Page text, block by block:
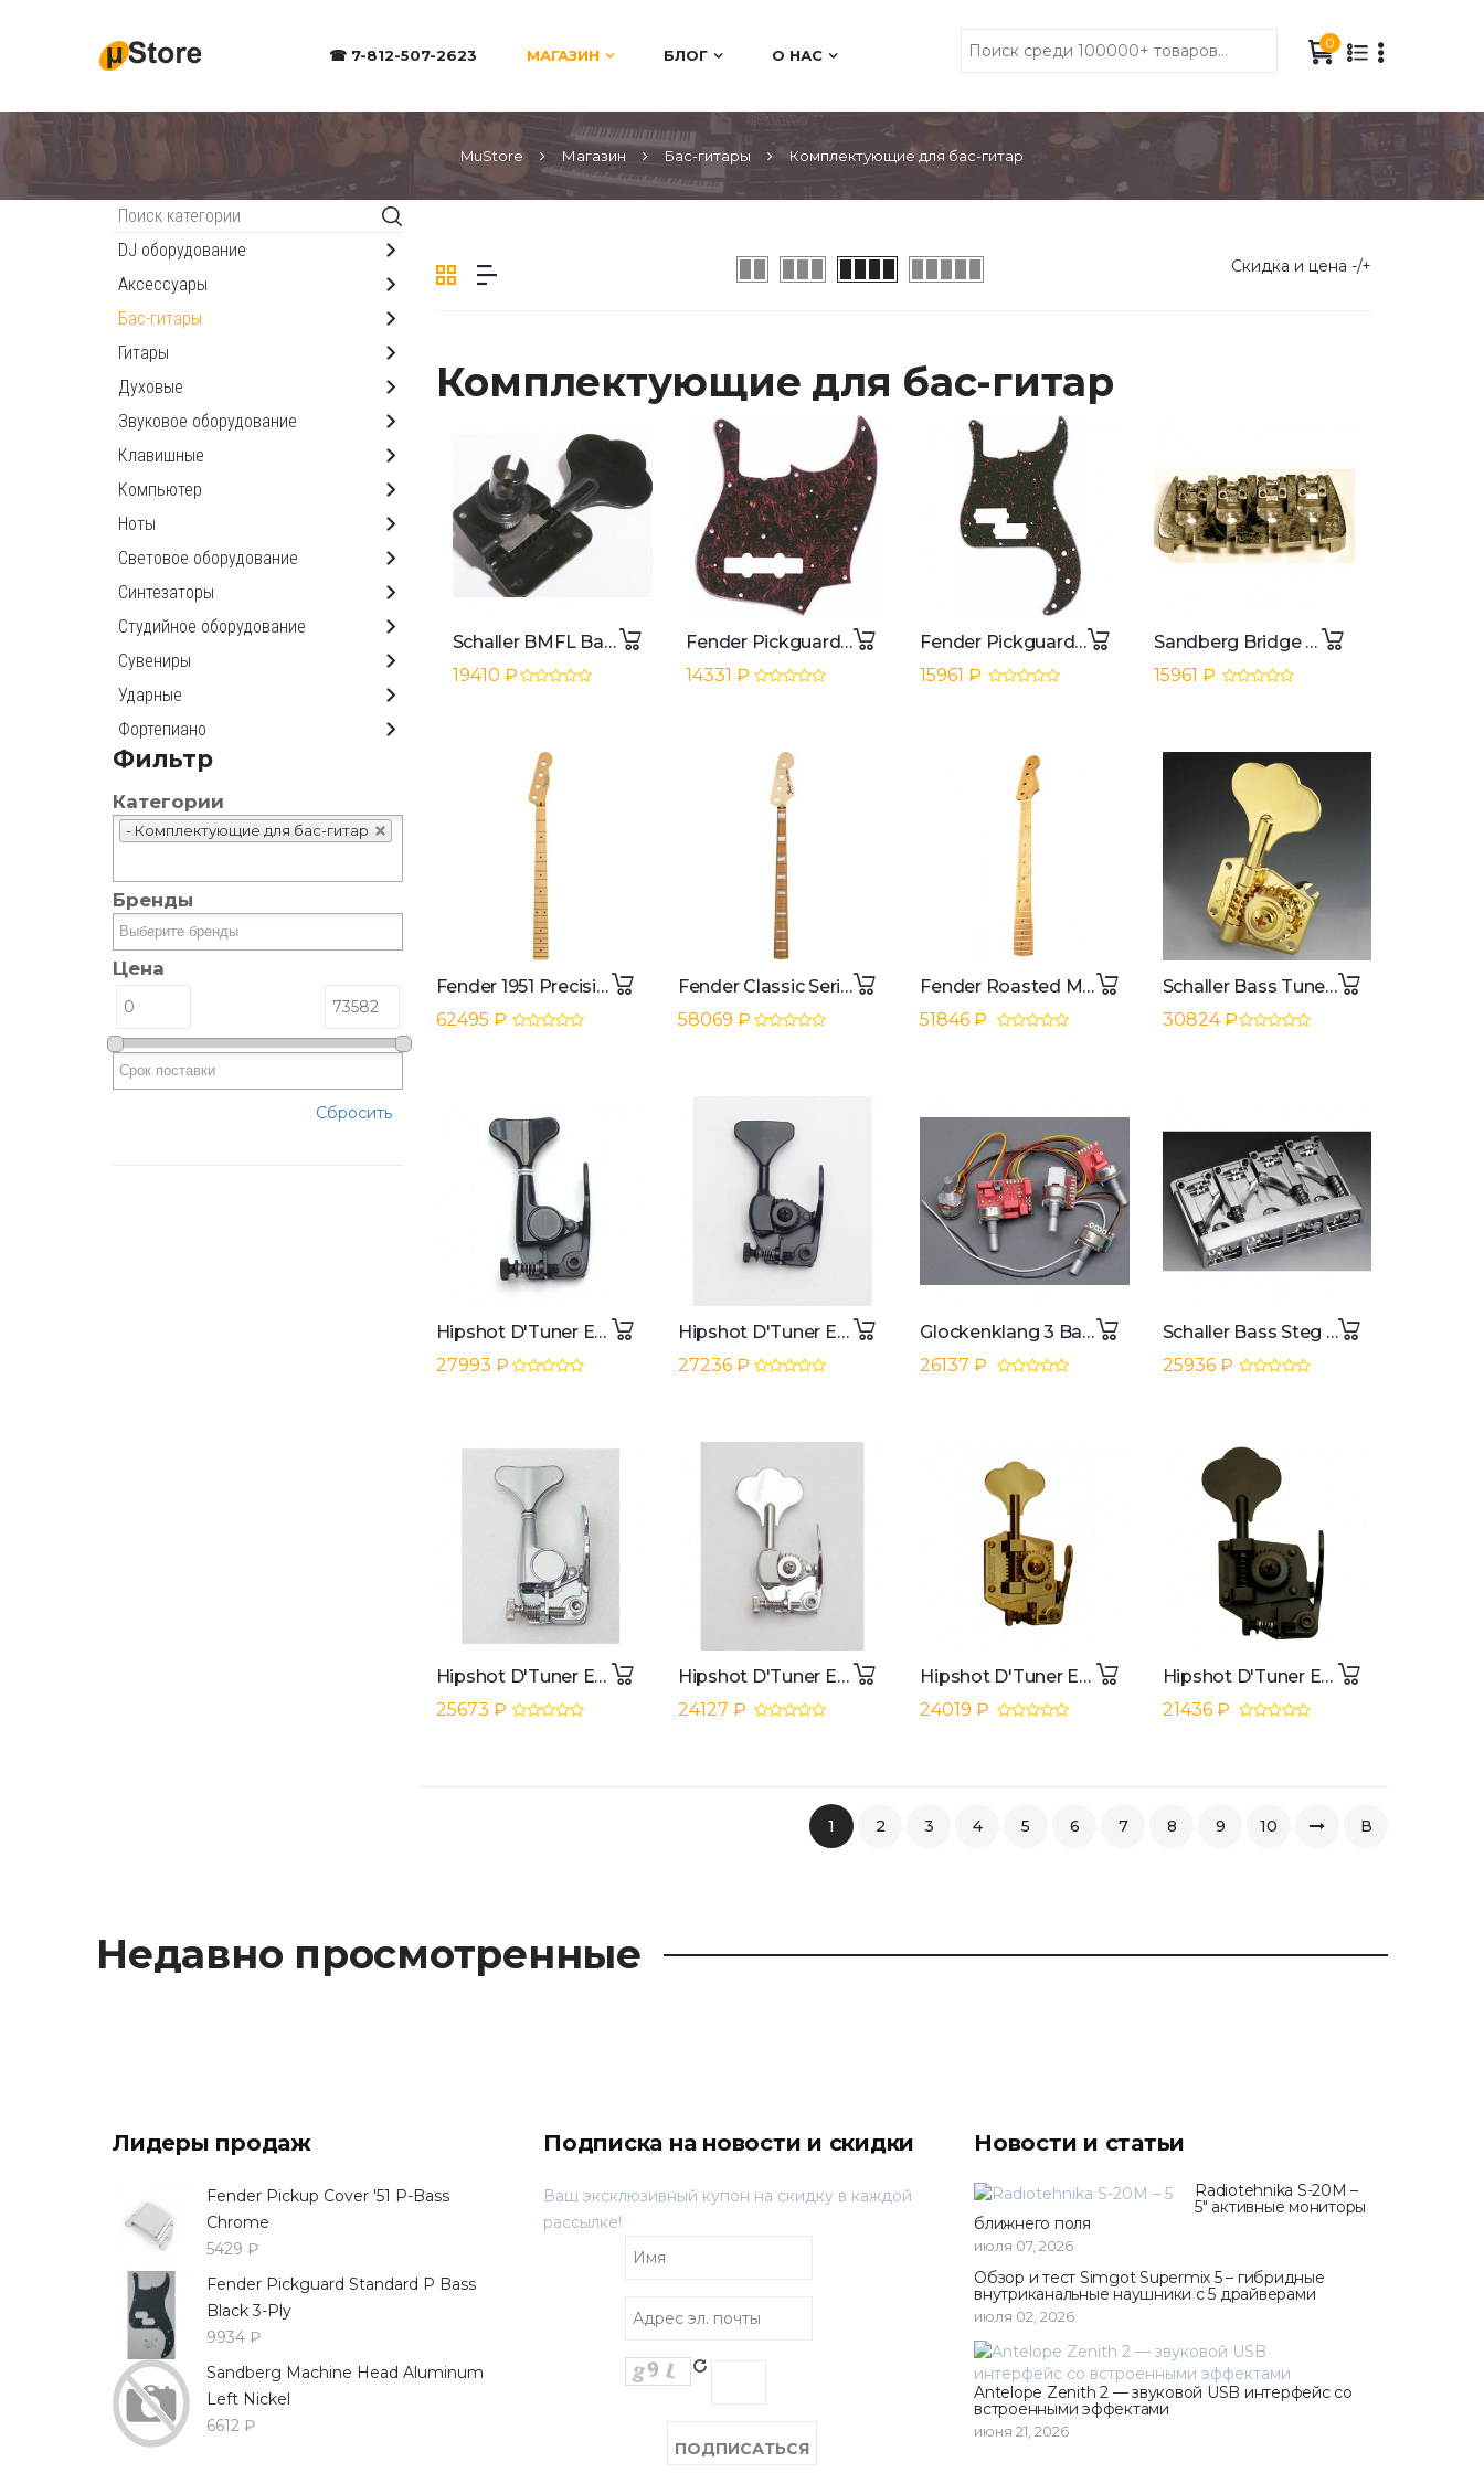
☎ 7-812-507-2623 МАГАЗИН БЛОГ О НАС
0
MuStore Магазин Бас-гитары Комплектующие для бас-гитар
Каталог
DJ оборудование
Аксессуары
Бас-гитары
Гитары
Духовые
Звуковое оборудование
Клавишные
Компьютер
Ноты
Световое оборудование
Синтезаторы
Студийное оборудование
Сувениры
Ударные
Фортепиано
Фильтр
Категории
- Комплектующие для бас-гитар
Бренды
Цена
Сбросить
Скидка и цена -/+
Комплектующие для бас-гитар
Schaller BMFL Bass Machine Head black F-Style Set
19410 ₽
Fender Pickguard o62 Jazz Bass Tortoise Shell 4-Ply
14331 ₽
Fender Pickguard o62 Precision Bass Tortoise Shell 4-Ply
15961 ₽
Sandberg Bridge 4, nickel-aged
15961 ₽
Fender 1951 Precision Bass Neck
62495 ₽
Fender Classic Series 70s Jazz Bass Neck Pau Ferro
58069 ₽
Fender Roasted Maple Precision Bass Neck MN
51846 ₽
Schaller Bass Tuners BML 4L Black Gold - BMGOL
30824 ₽
Hipshot D'Tuner Extender Key GB7 Black
27993 ₽
Hipshot D'Tuner Extender Key HE6Y-3/8" Y Key Ultralite Black
27236 ₽
Glockenklang 3 Band Elektronics
26137 ₽
Schaller Bass Steg 3D-4 Chrom
25936 ₽
Hipshot D'Tuner Extender Key GB7 Chrome
25673 ₽
Hipshot D'Tuner Extender Key HE6C-1/2" Clover Key Ultralite Chrome
24127 ₽
Hipshot D'Tuner Extender Key BT3 Gold
24019 ₽
Hipshot D'Tuner Extender Key BT7 Black
21436 ₽
1 2 3 4 5 6 7 8 9 10 В
Недавно просмотренные
Лидеры продаж
Fender Pickup Cover '51 P-Bass
Chrome
5429 ₽
Fender Pickguard Standard P Bass
Black 3-Ply
9934 ₽
Sandberg Machine Head Aluminum
Left Nickel
6612 ₽
Подписка на новости и скидки
Ваш эксклюзивный купон на скидку в каждой
рассылке!
Новости и статьи
Radiotehnika S-20M –
5" активные мониторы
ближнего поля
июля 07, 2026
Обзор и тест Simgot Supermix 5 – гибридные
внутриканальные наушники с 5 драйверами
июля 02, 2026
Antelope Zenith 2 — звуковой USB интерфейс со
встроенными эффектами
июня 21, 2026